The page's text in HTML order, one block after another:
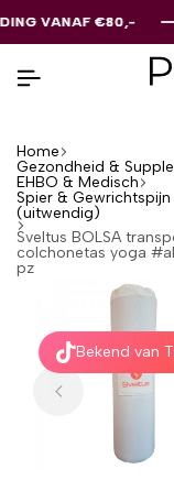
VANAF €80,-
VANAF €80,-
VANAF €80,-
Home
Gezondheid &
EHBO & Medisch
Spier & Gewrichtspijn
(uitwendig)
Sveltus BOLSA
colchonetas yoga
pz
Bekend van